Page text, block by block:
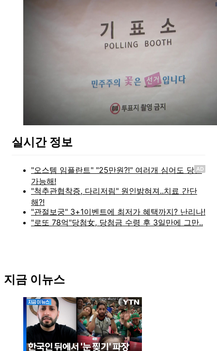
실시간 정보
AD
지금 이뉴스